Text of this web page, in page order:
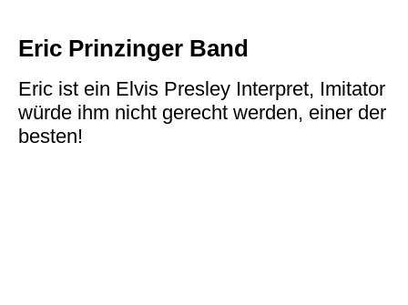
Eric Prinzinger Band
Eric ist ein Elvis Presley Interpret, Imitator
würde ihm nicht gerecht werden, einer der
besten!